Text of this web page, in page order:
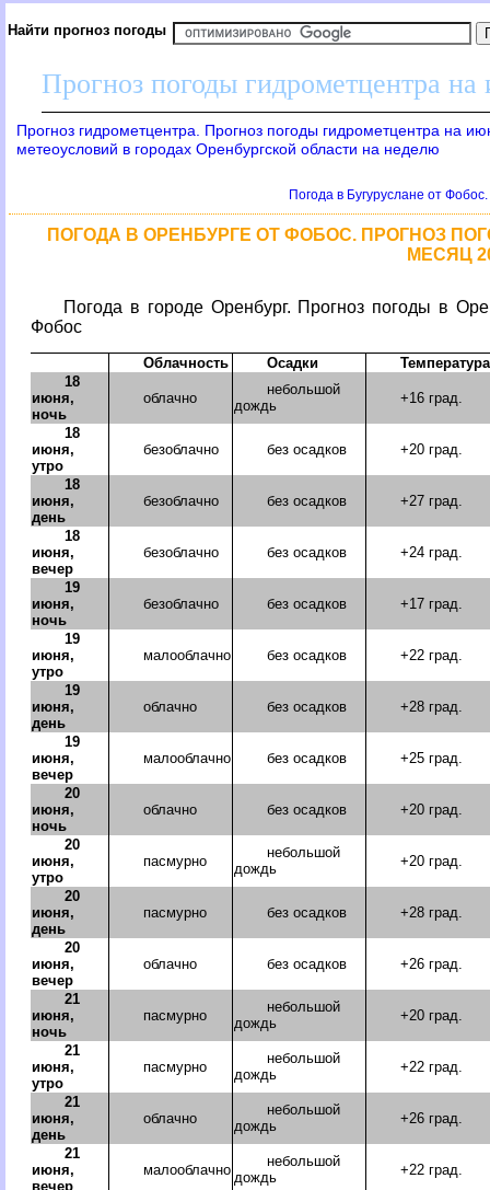
Найти прогноз погоды
Прогноз погоды гидрометцентра
Прогноз гидрометцентра. Прогноз погоды гидрометцентра на
метеоусловий в городах Оренбургской области на неделю
Погода в Бугуруслане от
ПОГОДА В ОРЕНБУРГЕ ОТ ФОБОС. ПРОГНОЗ
МЕСЯЦ
Погода в городе Оренбург. Прогноз погоды в
Фобос
Облачность Осадки
Температура
18
июня,
ночь
облачно
небольшой
дождь
+16 град.
18
июня,
утро
безоблачно без осадков +20 град.
18
июня,
день
безоблачно без осадков +27 град.
18
июня,
вечер
безоблачно без осадков +24 град.
19
июня,
ночь
безоблачно без осадков +17 град.
19
июня,
утро
малооблачно без осадков +22 град.
19
июня,
день
облачно без осадков +28 град.
19
июня,
вечер
малооблачно без осадков +25 град.
20
июня,
ночь
облачно без осадков +20 град.
20
июня,
утро
пасмурно
небольшой
дождь
+20 град.
20
июня,
день
пасмурно без осадков +28 град.
20
июня,
вечер
облачно без осадков +26 град.
21
июня,
ночь
пасмурно
небольшой
дождь
+20 град.
21
июня,
утро
пасмурно
небольшой
дождь
+22 град.
21
июня,
день
облачно
небольшой
дождь
+26 град.
21
июня,
вечер
малооблачно
небольшой
дождь
+22 град.